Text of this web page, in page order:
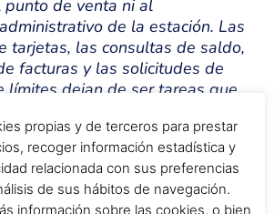
de venta ni al
de la estación. Las
tarjetas, las consultas de saldo,
facturas y las solicitudes de
límites dejan de ser tareas que
que el propio cliente
lo necesita.
propias y de terceros para prestar
recoger información estadística y
relacionada con sus preferencias
de sus hábitos de navegación.
información sobre las cookies, o bien